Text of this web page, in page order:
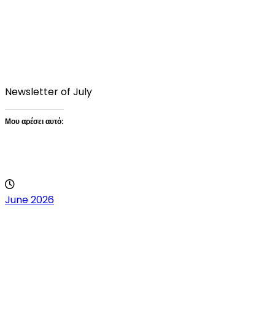
Newsletter of July
Μου αρέσει αυτό:
June 2026